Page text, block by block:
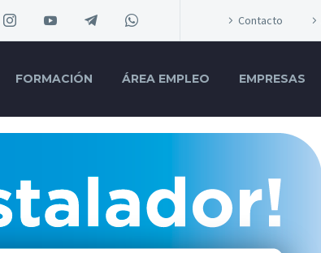
Contacto
FORMACIÓN ÁREA EMPLEO EMPRESAS